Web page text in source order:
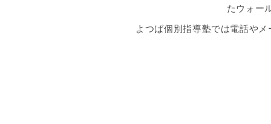
たウォー
よつば個別指導塾では電話や